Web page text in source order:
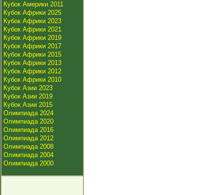
Кубок Америки 2011
Кубок Африки 2025
Кубок Африки 2023
Кубок Африки 2021
Кубок Африки 2019
Кубок Африки 2017
Кубок Африки 2015
Кубок Африки 2013
Кубок Африки 2012
Кубок Африки 2010
Кубок Азии 2023
Кубок Азии 2019
Кубок Азии 2015
Олимпиада 2024
Олимпиада 2020
Олимпиада 2016
Олимпиада 2012
Олимпиада 2008
Олимпиада 2004
Олимпиада 2000